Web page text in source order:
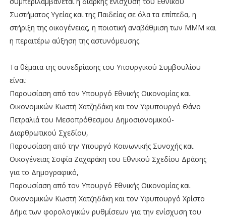
Συστήματος Υγείας και της Παιδείας σε όλα τα επίπεδα, η
στήριξη της οικογένειας, η ποιοτική αναβάθμιση των ΜΜΜ και
η περαιτέρω αύξηση της αστυνόμευσης.
Τα θέματα της συνεδρίασης του Υπουργικού Συμβουλίου
είναι:
Παρουσίαση από τον Υπουργό Εθνικής Οικονομίας και
Οικονομικών Κωστή Χατζηδάκη και τον Υφυπουργό Θάνο
Πετραλιά του Μεσοπρόθεσμου Δημοσιονομικού-
Διαρθρωτικού Σχεδίου,
Παρουσίαση από την Υπουργό Κοινωνικής Συνοχής και
Οικογένειας Σοφία Ζαχαράκη του Εθνικού Σχεδίου Δράσης
για το Δημογραφικό,
Παρουσίαση από τον Υπουργό Εθνικής Οικονομίας και
Οικονομικών Κωστή Χατζηδάκη και τον Υφυπουργό Χρίστο
Δήμα των φορολογικών ρυθμίσεων για την ενίσχυση του